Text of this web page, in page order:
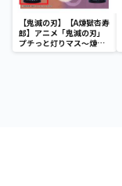
【鬼滅の刃】【A煉獄杏寿
郎】アニメ「鬼滅の刃」
プチっと灯りマス～煉獄
杏寿郎・胡蝶しのぶ～